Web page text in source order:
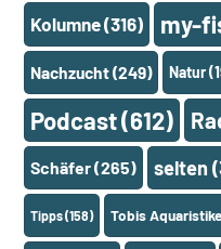
Kolumne(316) my-
Nachzucht(249) Natur
Podcast(612)
Schäfer(265) selten
Tipps(158) Tobis